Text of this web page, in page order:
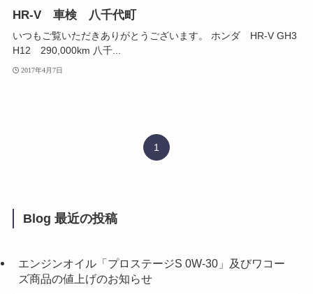
HR-V 車検 八千代町
いつもご覧いただきありがとうございます。 ホンダ HR-V GH3
H12 290,000km 八千...
2017年4月7日
1
Blog 最近の投稿
エンジンオイル「プロステージS 0W-30」及びワコー
ズ商品の値上げのお知らせ